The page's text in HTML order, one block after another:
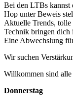
Bei den LTBs kannst
Hop unter Beweis
Aktuelle Trends,
Technik bringen dich
Eine Abwechslung
Wir suchen
Willkommen sind
Donnerstag